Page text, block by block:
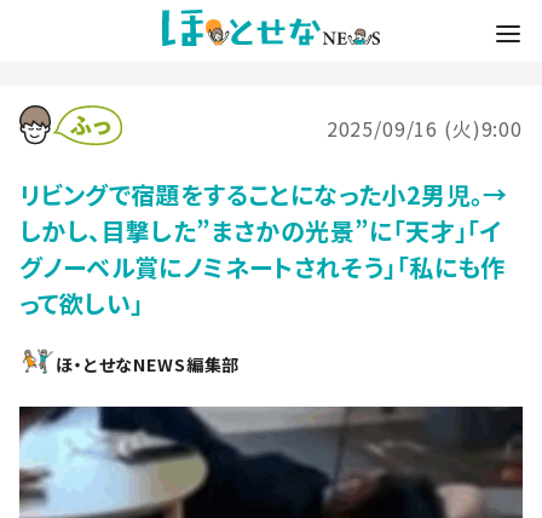
2025/09/16 (火)9:00
リビングで宿題をすることになった小2男児。→
しかし、目撃した”まさかの光景”に「天才」「イ
グノーベル賞にノミネートされそう」「私にも作
って欲しい」
ほ・とせなNEWS編集部